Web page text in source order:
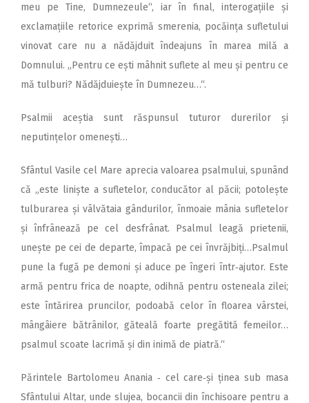
meu pe Tine, Dumnezeule“, iar în final, interogațiile și
exclamațiile retorice exprimă smerenia, pocăința sufletului
vinovat care nu a nădăjduit îndeajuns în marea milă a
Domnului. ,,Pentru ce ești mâhnit suflete al meu și pentru ce
mă tulburi? Nădăjduiește în Dumnezeu…“.
Psalmii aceștia sunt răspunsul tuturor durerilor și
neputințelor omenești…
Sfântul Vasile cel Mare aprecia valoarea psalmului, spunând
că „este liniște a sufletelor, conducător al păcii; potolește
tulburarea și vâlvătaia gândurilor, înmoaie mânia sufletelor
și înfrânează pe cel desfrânat. Psalmul leagă prietenii,
unește pe cei de departe, împacă pe cei învrăjbiți…Psalmul
pune la fugă pe demoni și aduce pe îngeri într‑ajutor. Este
armă pentru frica de noapte, odihnă pentru osteneala zilei;
este întărirea pruncilor, podoabă celor în floarea vârstei,
mângâiere bătrânilor, găteală foarte pregătită femeilor…
psalmul scoate lacrimă și din inimă de piatră.“
Părintele Bartolomeu Anania ‑ cel care‑și ținea sub masa
Sfântului Altar, unde slujea, bocancii din închisoare pentru a